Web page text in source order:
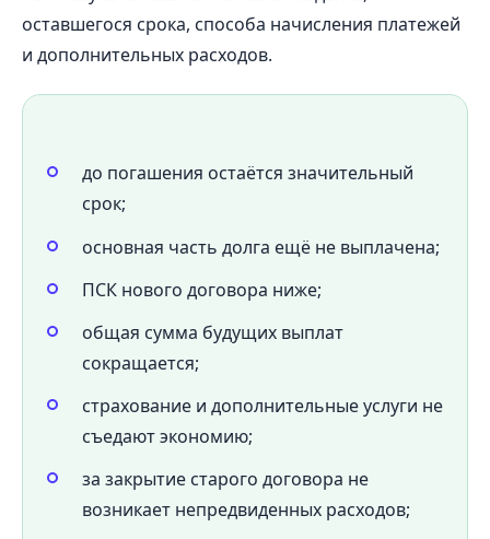
оставшегося срока, способа начисления платежей
и дополнительных расходов.
до погашения остаётся значительный
срок;
основная часть долга ещё не выплачена;
ПСК нового договора ниже;
общая сумма будущих выплат
сокращается;
страхование и дополнительные услуги не
съедают экономию;
за закрытие старого договора не
возникает непредвиденных расходов;